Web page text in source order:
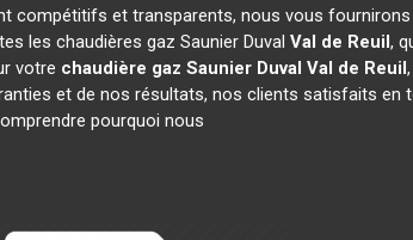
compétitifs et transparents, nous vous fournirons
les chaudières gaz Saunier Duval Val de Reuil,
votre chaudière gaz Saunier Duval Val de Reuil
et de nos résultats, nos clients satisfaits en
pourquoi nous